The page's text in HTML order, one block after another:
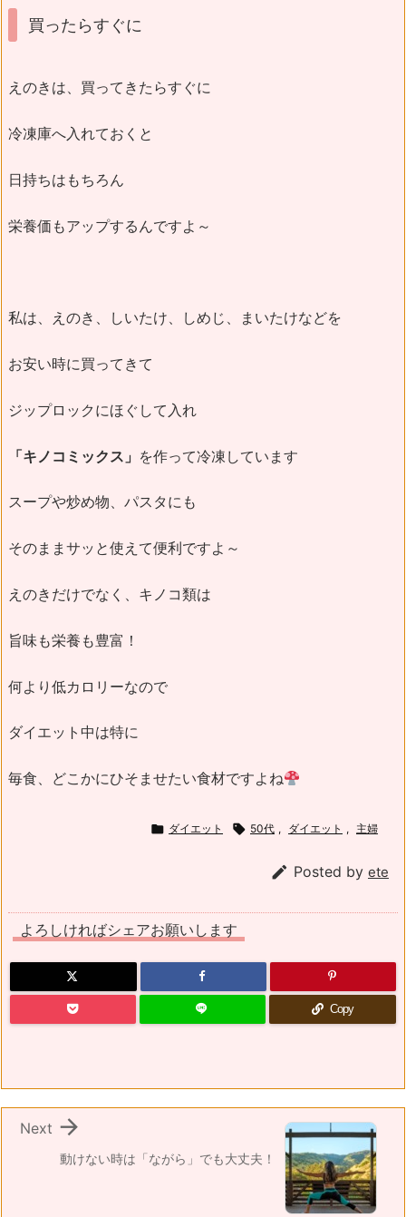
買ったらすぐに
えのきは、買ってきたらすぐに
冷凍庫へ入れておくと
日持ちはもちろん
栄養価もアップするんですよ～
私は、えのき、しいたけ、しめじ、まいたけなどを
お安い時に買ってきて
ジップロックにほぐして入れ
「キノコミックス」 を作って冷凍しています
スープや炒め物、パスタにも
そのままサッと使えて便利ですよ～
えのきだけでなく、キノコ類は
旨味も栄養も豊富！
何より低カロリーなので
ダイエット中は特に
毎食、どこかにひそませたい食材ですよね
 ダイエット  50代 , ダイエット , 主婦
 Posted by ete
よろしければシェアお願いします
Copy
動けない時は「ながら」でも大丈夫！

Next